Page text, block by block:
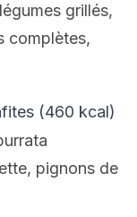
grillés,
complètes,
(460 kcal)
pignons de